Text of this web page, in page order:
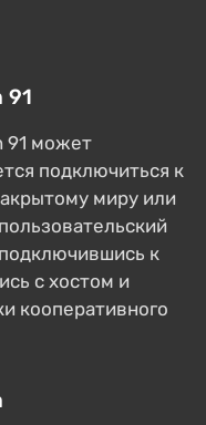
91
91 может
подключиться к
миру или
к
с хостом и
кооперативного